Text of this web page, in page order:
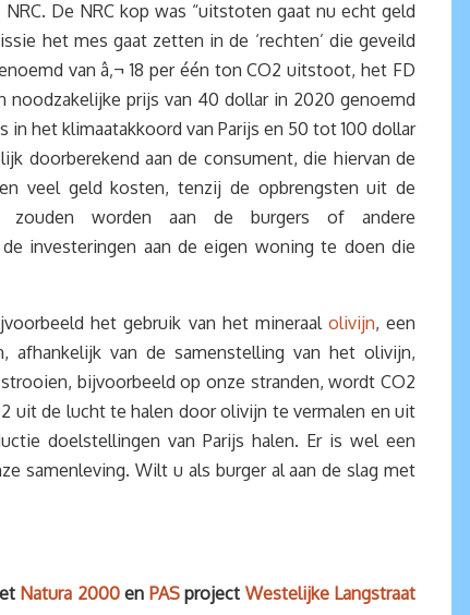
De NRC kop was “uitstoten gaat nu echt geld
het mes gaat zetten in de ‘rechten’ die geveild
van â‚¬ 18 per één ton CO2 uitstoot, het FD
noodzakelijke prijs van 40 dollar in 2020 genoemd
het klimaatakkoord van Parijs en 50 tot 100 dollar
doorberekend aan de consument, die hiervan de
veel geld kosten, tenzij de opbrengsten uit de
zouden worden aan de burgers of andere
investeringen aan de eigen woning te doen die
het gebruik van het mineraal olivijn, een
afhankelijk van de samenstelling van het olivijn,
bijvoorbeeld op onze stranden, wordt CO2
uit de lucht te halen door olivijn te vermalen en uit
doelstellingen van Parijs halen. Er is wel een
samenleving. Wilt u als burger al aan de slag met
Natura 2000en PASproject Westelijke Langstraat